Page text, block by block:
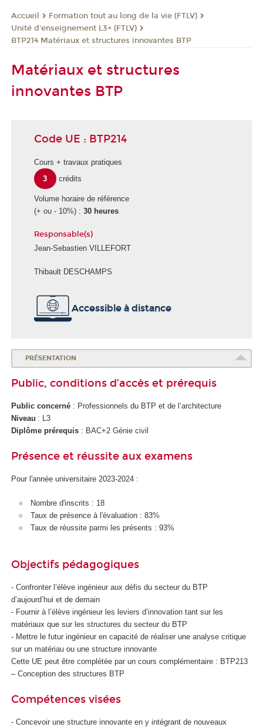
Accueil
Formation tout au long de la vie (FTLV)
Unité d'enseignement L3+ (FTLV)
BTP214 Matériaux et structures innovantes BTP
Matériaux et structures
innovantes BTP
Code UE : BTP214
Cours + travaux pratiques
3
crédits
Volume horaire de référence
(+ ou - 10%) : 30 heures
Responsable(s)
Jean-Sebastien VILLEFORT
Thibault DESCHAMPS
Accessible à distance
PRÉSENTATION
Public, conditions d’accès et prérequis
Public concerné : Professionnels du BTP et de l’architecture
Niveau : L3
Diplôme prérequis : BAC+2 Génie civil
Présence et réussite aux examens
Pour l'année universitaire 2023-2024 :
Nombre d'inscrits : 18
Taux de présence à l'évaluation : 83%
Taux de réussite parmi les présents : 93%
Objectifs pédagogiques
- Confronter l’élève ingénieur aux défis du secteur du BTP
d’aujourd’hui et de demain
- Fournir à l’élève ingénieur les leviers d’innovation tant sur les
matériaux que sur les structures du secteur du BTP
- Mettre le futur ingénieur en capacité de réaliser une analyse critique
sur un matériau ou une structure innovante
Cette UE peut être complétée par un cours complémentaire : BTP213
– Conception des structures BTP
Compétences visées
- Concevoir une structure innovante en y intégrant de nouveaux